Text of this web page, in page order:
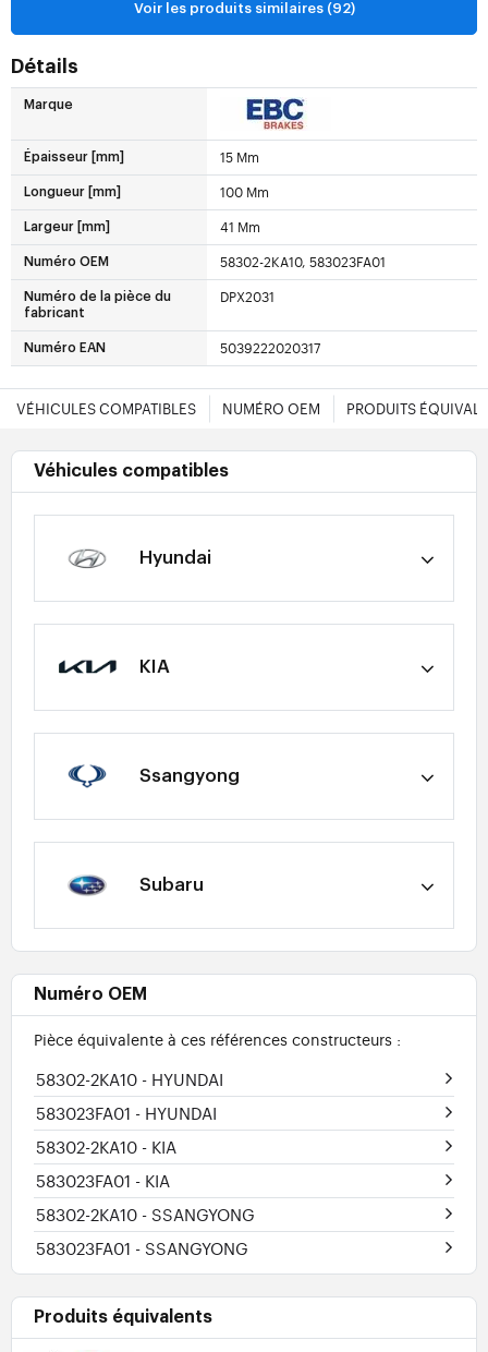
Voir les produits similaires (92)
Détails
Marque
Épaisseur [mm] 15 Mm
Longueur [mm] 100 Mm
Largeur [mm] 41 Mm
Numéro OEM 58302-2KA10, 583023FA01
Numéro de la pièce du
fabricant
DPX2031
Numéro EAN 5039222020317
VÉHICULES COMPATIBLES NUMÉRO OEM PRODUITS
Véhicules compatibles
Hyundai
KIA
Ssangyong
Subaru
Numéro OEM
Pièce équivalente à ces références constructeurs :
58302-2KA10 - HYUNDAI
583023FA01 - HYUNDAI
58302-2KA10 - KIA
583023FA01 - KIA
58302-2KA10 - SSANGYONG
583023FA01 - SSANGYONG
Produits équivalents